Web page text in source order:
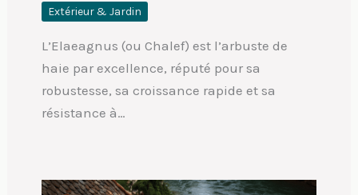
Extérieur & Jardin
L’Elaeagnus (ou Chalef) est l’arbuste de
haie par excellence, réputé pour sa
robustesse, sa croissance rapide et sa
résistance à…